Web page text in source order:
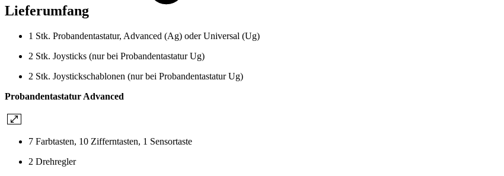
Lieferumfang
1 Stk. Probandentastatur, Advanced (Ag) oder Universal (Ug)
2 Stk. Joysticks (nur bei Probandentastatur Ug)
2 Stk. Joystickschablonen (nur bei Probandentastatur Ug)
Probandentastatur Advanced
7 Farbtasten, 10 Zifferntasten, 1 Sensortaste
2 Drehregler